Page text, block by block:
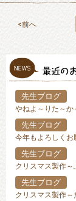
前へ
先生ブログ
やねよ～りた～か
先生ブログ
今年もよろしくお
先生ブログ
クリスマス製作～
先生ブログ
クリスマス製作～